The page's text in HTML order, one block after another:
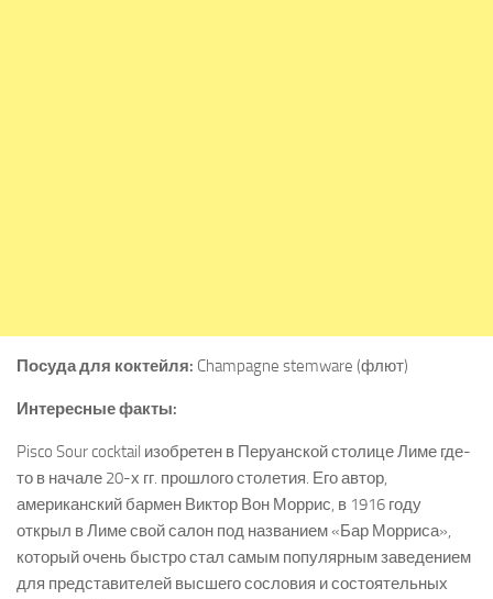
Посудадля коктейля: Champagne stemware (флют)
Интересные факты:
Pisco Sour cocktail изобретен в Перуанской столице Лиме где-
то в начале 20-х гг. прошлого столетия. Его автор,
американский бармен Виктор Вон Моррис, в 1916 году
открыл в Лиме свой салон под названием «Бар Морриса»,
который очень быстро стал самым популярным заведением
для представителей высшего сословия и состоятельных